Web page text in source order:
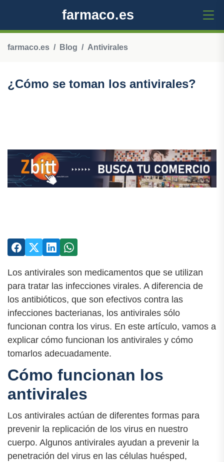
farmaco.es
farmaco.es Blog Antivirales
¿Cómo se toman los antivirales?
Los antivirales son medicamentos que se utilizan
para tratar las infecciones virales. A diferencia de
los antibióticos, que son efectivos contra las
infecciones bacterianas, los antivirales sólo
funcionan contra los virus. En este artículo, vamos a
explicar cómo funcionan los antivirales y cómo
tomarlos adecuadamente.
Cómo funcionan los
antivirales
Los antivirales actúan de diferentes formas para
prevenir la replicación de los virus en nuestro
cuerpo. Algunos antivirales ayudan a prevenir la
penetración del virus en las células huésped,